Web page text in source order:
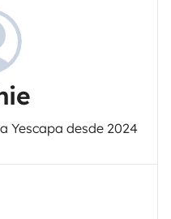
Yescapa desde 2024